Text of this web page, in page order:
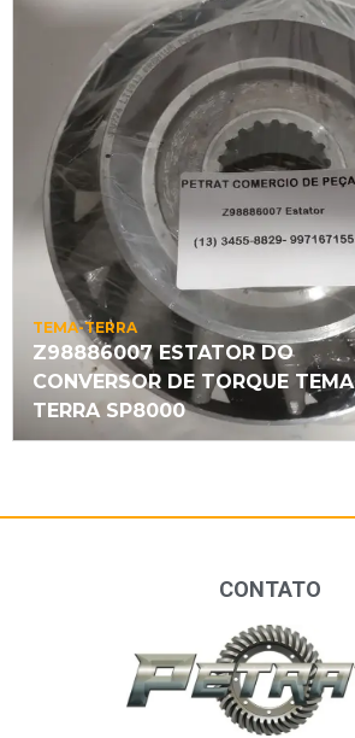
TEMA-TERRA
Z98886007 ESTATOR DO
CONVERSOR DE TORQUE TEMA
TERRA SP8000
CONTATO